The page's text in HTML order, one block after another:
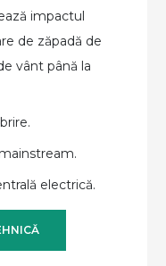
impactul
de zăpadă de
vânt până la
electrică.